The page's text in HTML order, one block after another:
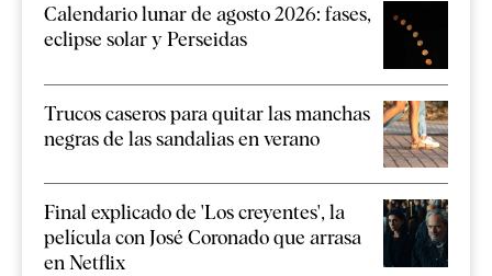
Calendario lunar de agosto 2026: fases,
eclipse solar y Perseidas
Trucos caseros para quitar las manchas
negras de las sandalias en verano
Final explicado de 'Los creyentes', la
película con José Coronado que arrasa
en Netflix